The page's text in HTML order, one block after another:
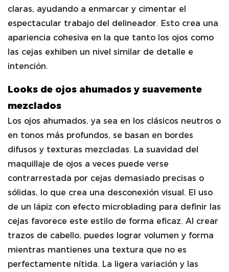
claras, ayudando a enmarcar y cimentar el
espectacular trabajo del delineador. Esto crea una
apariencia cohesiva en la que tanto los ojos como
las cejas exhiben un nivel similar de detalle e
intención.
Looks de ojos ahumados y suavemente
mezclados
Los ojos ahumados, ya sea en los clásicos neutros o
en tonos más profundos, se basan en bordes
difusos y texturas mezcladas. La suavidad del
maquillaje de ojos a veces puede verse
contrarrestada por cejas demasiado precisas o
sólidas, lo que crea una desconexión visual. El uso
de un lápiz con efecto microblading para definir las
cejas favorece este estilo de forma eficaz. Al crear
trazos de cabello, puedes lograr volumen y forma
mientras mantienes una textura que no es
perfectamente nítida. La ligera variación y las